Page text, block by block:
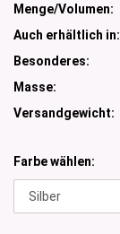
Menge/Volumen:
Auch erhältlich in:
Besonderes:
Masse:
Versandgewicht:
Farbe wählen: